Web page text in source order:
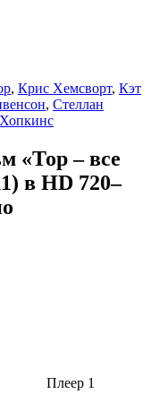
, Крис Хемсворт, Кэт
, Стеллан
«Тор – все
в HD 720–
Плеер 1